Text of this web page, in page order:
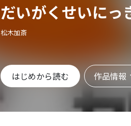
だいがくせいにっ
松木加斎
はじめから読む 作品情報